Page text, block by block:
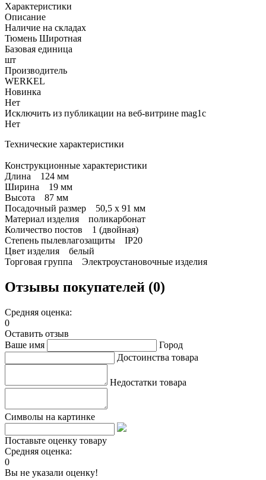
Характеристики
Описание
Наличие на складах
Тюмень Широтная
Базовая единица
шт
Производитель
WERKEL
Новинка
Нет
Исключить из публикации на веб-витрине mag1c
Нет
Технические характеристики
Конструкционные характеристики
Длина 124 мм
Ширина 19 мм
Высота 87 мм
Посадочный размер 50,5 х 91 мм
Материал изделия поликарбонат
Количество постов 1 (двойная)
Степень пылевлагозащиты IP20
Цвет изделия белый
Торговая группа Электроустановочные изделия
Отзывы покупателей (0)
Средняя оценка:
0
Оставить отзыв
Ваше имя
Город
Достоинства товара
Недостатки товара
Символы на картинке
Поставьте оценку товару
Средняя оценка:
0
Вы не указали оценку!